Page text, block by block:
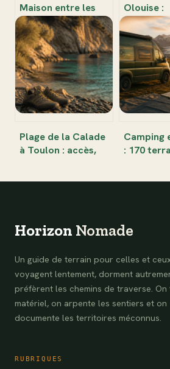
Maison entre les
rochers : tout
comprendre sur ce
phénomène
architectural
étonnant
Olouise :
choisir
de cette
tendance
bien-être
Plage de la Calade
à Toulon : accès,
Camping
: 170
Horizon Nomade
Un guide de terrain pour celles et
voyagent lentement, dorment
préfèrent les chemins de traverse. On
matériel, on arpente les sentiers et on
documente les territoires méconnus.
RUBRIQUES